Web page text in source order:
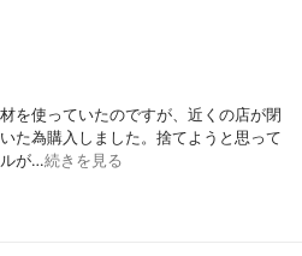
を使っていたのですが、近くの店が閉
た為購入しました。捨てようと思って
が…続きを見る